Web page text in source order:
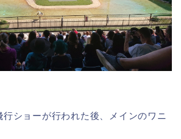
ショーが行われた後、メインのワニ